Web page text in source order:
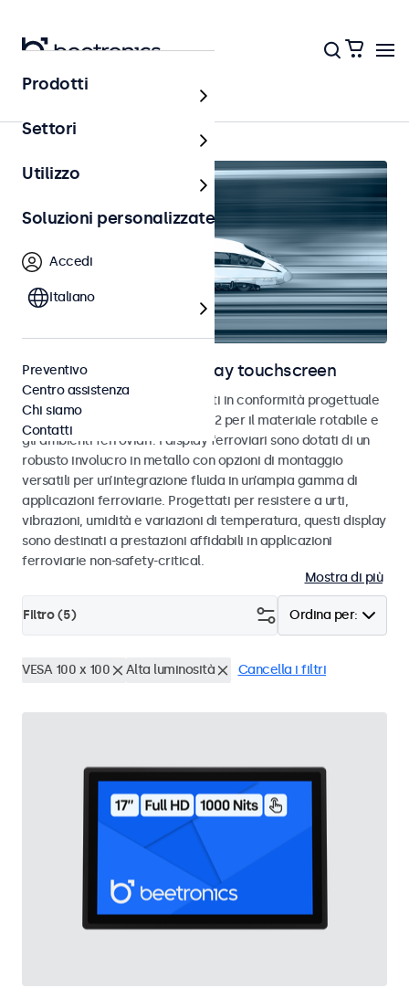
Home
Monitor ferroviari e display touchscreen
Monitor e touchscreen sviluppati in conformità progettuale
alle norme EN 50155 e EN 45545-2 per il materiale rotabile e
gli ambienti ferroviari. I display ferroviari sono dotati di un
robusto involucro in metallo con opzioni di montaggio
versatili per un’integrazione fluida in un’ampia gamma di
applicazioni ferroviarie. Progettati per resistere a urti,
vibrazioni, umidità e variazioni di temperatura, questi display
sono destinati a prestazioni affidabili in applicazioni
ferroviarie non-safety-critical.
Mostra di più
Ordina per:
Filtro (5)
VESA 100 x 100 Alta luminosità Cancella i filtri
Prodotti
Settori
Utilizzo
Soluzioni personalizzate
Accedi
Italiano
Preventivo
Centro assistenza
Chi siamo
Contatti